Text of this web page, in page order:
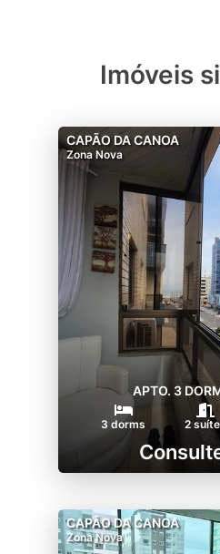
Imóveis
CAPÃO DA CANOA
Zona Nova
APTO. 3
3 dorms 2
CAPÃO DA CANOA
Zona Nova